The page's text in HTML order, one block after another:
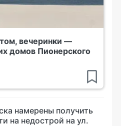
вечеринки —
домов Пионерского
намерены получить
на недострой на ул.